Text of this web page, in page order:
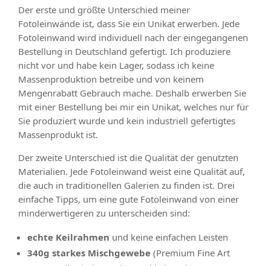
Der erste und größte Unterschied meiner
Fotoleinwände ist, dass Sie ein Unikat erwerben. Jede
Fotoleinwand wird individuell nach der eingegangenen
Bestellung in Deutschland gefertigt. Ich produziere
nicht vor und habe kein Lager, sodass ich keine
Massenproduktion betreibe und von keinem
Mengenrabatt Gebrauch mache. Deshalb erwerben Sie
mit einer Bestellung bei mir ein Unikat, welches nur für
Sie produziert wurde und kein industriell gefertigtes
Massenprodukt ist.
Der zweite Unterschied ist die Qualität der genutzten
Materialien. Jede Fotoleinwand weist eine Qualität auf,
die auch in traditionellen Galerien zu finden ist. Drei
einfache Tipps, um eine gute Fotoleinwand von einer
minderwertigeren zu unterscheiden sind:
echte Keilrahmen und keine einfachen Leisten
340g starkes Mischgewebe (Premium Fine Art